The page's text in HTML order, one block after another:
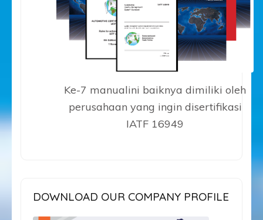
Ke-7 manualini baiknya dimiliki oleh
perusahaan yang ingin disertifikasi
IATF 16949
DOWNLOAD OUR COMPANY PROFILE